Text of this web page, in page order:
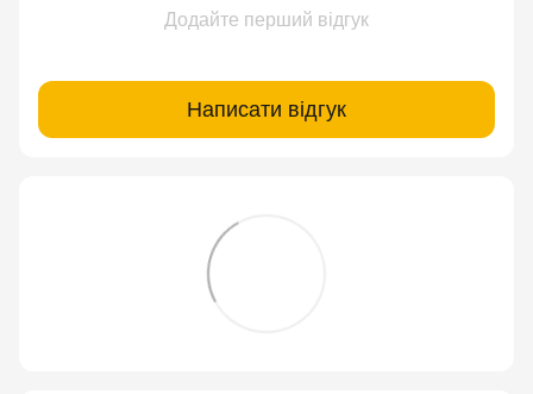
Додайте перший відгук
Написати відгук